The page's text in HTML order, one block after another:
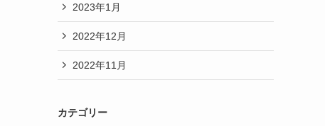
2023年1月
2022年12月
2022年11月
カテゴリー